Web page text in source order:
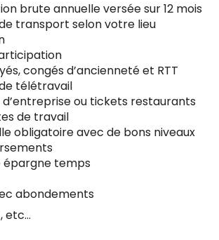
brute annuelle versée sur 12 mois
transport selon votre lieu
congés d’ancienneté et RTT
télétravail
ou tickets restaurants
de travail
obligatoire avec de bons niveaux
épargne temps
abondements
etc…